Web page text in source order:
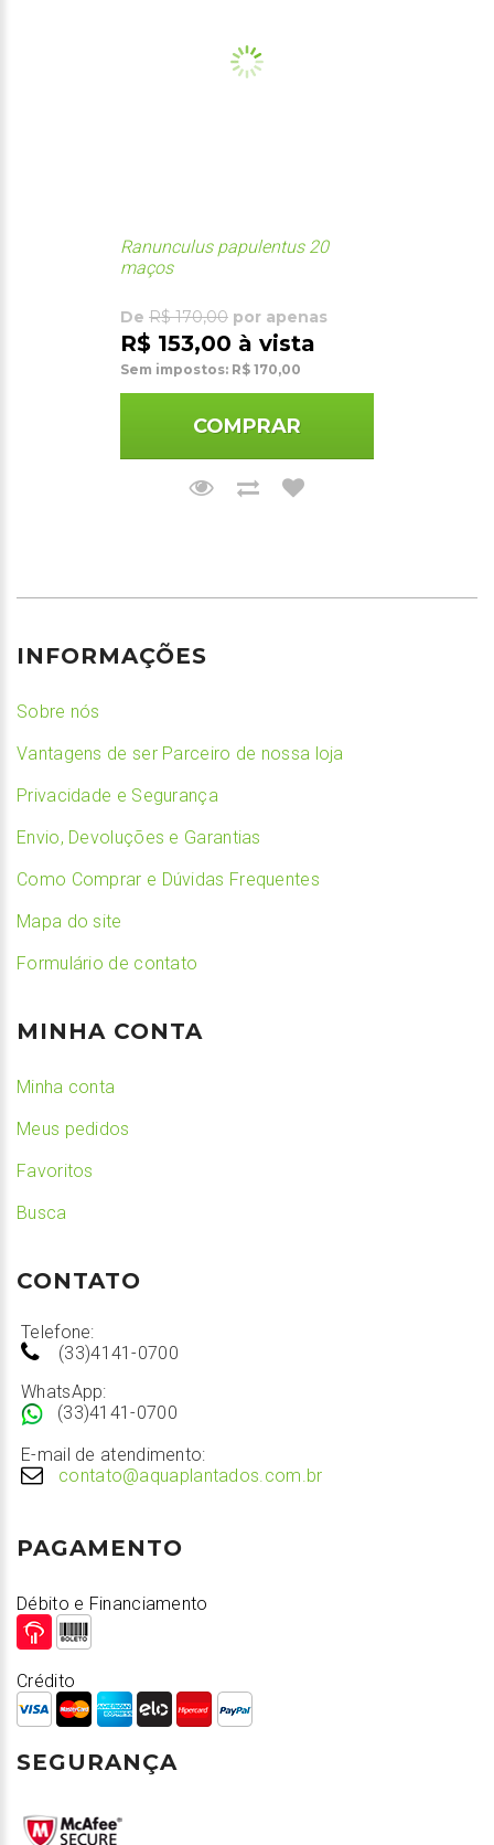
Ranunculus papulentus 20
maços
De R$ 170,00 por apenas
R$ 153,00 à vista
Sem impostos: R$ 170,00
COMPRAR
INFORMAÇÕES
Sobre nós
Vantagens de ser Parceiro de nossa loja
Privacidade e Segurança
Envio, Devoluções e Garantias
Como Comprar e Dúvidas Frequentes
Mapa do site
Formulário de contato
MINHA CONTA
Minha conta
Meus pedidos
Favoritos
Busca
CONTATO
Telefone:
(33)4141-0700
WhatsApp:
(33)4141-0700
E-mail de atendimento:
contato@aquaplantados.com.br
PAGAMENTO
Débito e Financiamento
Crédito
SEGURANÇA